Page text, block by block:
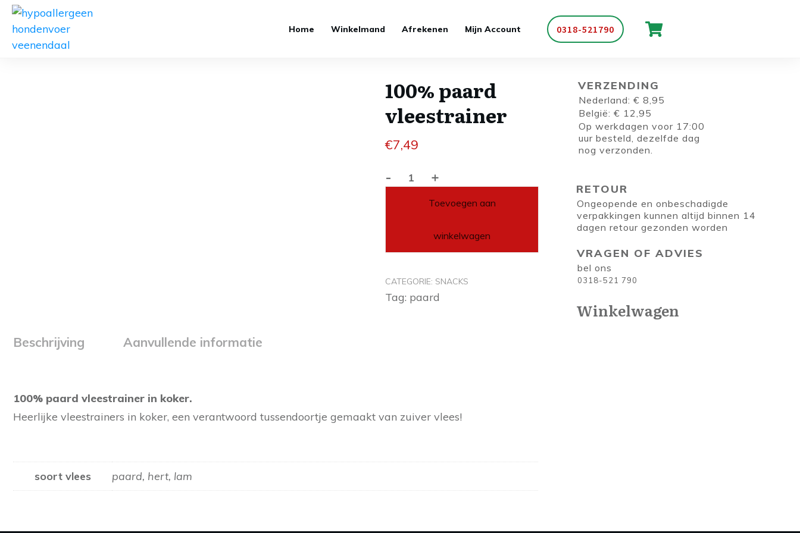
Home Winkelmand Afrekenen Mijn Account 0318-521790
100% paard
vleestrainer
€7,49
-
100%
+
Toevoegen aan
winkelwagen
CATEGORIE: SNACKS
Tag: paard
Beschrijving Aanvullende informatie
100% paard vleestrainer in koker.
Heerlijke vleestrainers in koker, een verantwoord tussendoortje gemaakt van zuiver vlees!
soort vlees paard, hert, lam
VERZENDING
Nederland: € 8,95
België: € 12,95
Op werkdagen voor 17:00
uur besteld, dezelfde dag
nog verzonden.
RETOUR
Ongeopende en onbeschadigde
verpakkingen kunnen altijd binnen 14
dagen retour gezonden worden
VRAGEN OF ADVIES
bel ons
0318-521 790
Winkelwagen